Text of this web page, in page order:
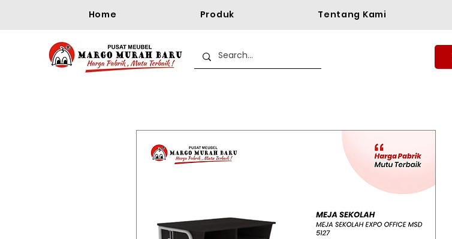
Home Produk Tentang Kami